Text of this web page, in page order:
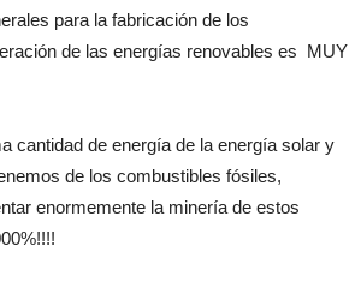
para la fabricación de los
de las energías renovables es MUY
cantidad de energía de la energía solar y
de los combustibles fósiles,
enormemente la minería de estos